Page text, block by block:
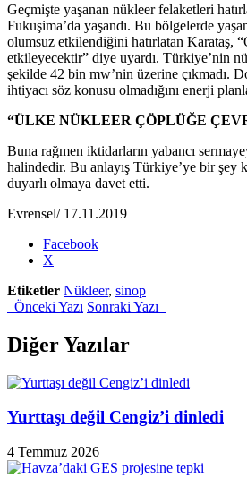
Geçmişte yaşanan nükleer felaketleri
Fukuşima’da yaşandı. Bu bölgelerde
olumsuz etkilendiğini hatırlatan Karataş,
etkileyecektir” diye uyardı. Türkiye’nin
şekilde 42 bin mw’nin üzerine çıkmadı.
ihtiyacı söz konusu olmadığını enerji
“ÜLKE NÜKLEER ÇÖPLÜĞE
Buna rağmen iktidarların yabancı
halindedir. Bu anlayış Türkiye’ye bir şey
duyarlı olmaya davet etti.
Evrensel/ 17.11.2019
Share
"Sinop
Nükleer
Platform:
Türkiye’nin
nükleer
santrale
yok"
Facebook
X
Etiketler Nükleer, sinop
Önceki Yazı Sonraki Yazı
Diğer Yazılar
Yurttaşı değil Cengiz’i dinledi
4 Temmuz 2026